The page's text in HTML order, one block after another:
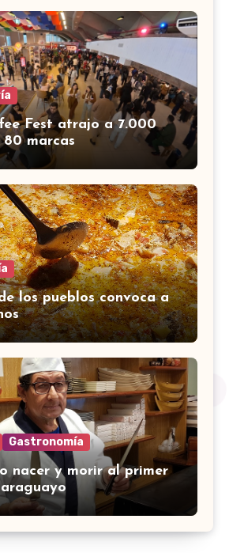
Fest atrajo a 7.000
80 marcas
los pueblos convoca a
Gastronomía
nacer y morir al primer